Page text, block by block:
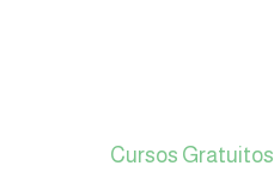
Cursos Gratuitos